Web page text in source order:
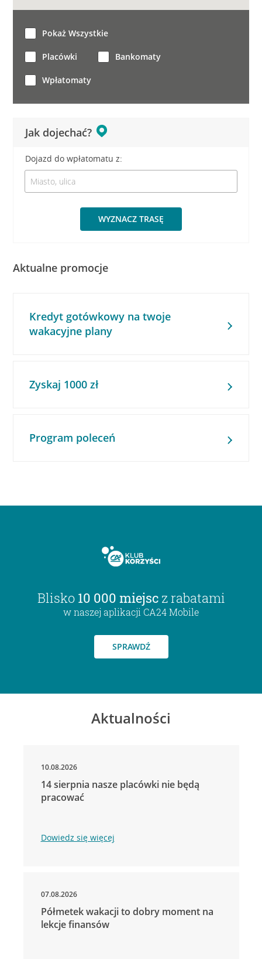
Jak dojechać?
Dojazd do wpłatomatu z:
WYZNACZ TRASĘ
Pokaż Wszystkie
Placówki Bankomaty
Wpłatomaty
Aktualne promocje
Kredyt gotówkowy na twoje
wakacyjne plany
Zyskaj 1000 zł
Program poleceń
Blisko 10 000 miejsc z rabatami
w naszej aplikacji CA24 Mobile
SPRAWDŹ
Aktualności
10.08.2026
14 sierpnia nasze placówki nie będą
pracować
Dowiedz się więcej
07.08.2026
Półmetek wakacji to dobry moment na
lekcje finansów